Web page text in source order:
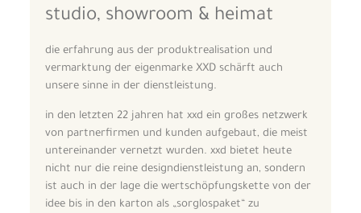
studio, showroom & heimat
die erfahrung aus der produktrealisation und
vermarktung der eigenmarke XXD schärft auch
unsere sinne in der dienstleistung.
in den letzten 22 jahren hat xxd ein großes netzwerk
von partnerfirmen und kunden aufgebaut, die meist
untereinander vernetzt wurden. xxd bietet heute
nicht nur die reine designdienstleistung an, sondern
ist auch in der lage die wertschöpfungskette von der
idee bis in den karton als „sorglospaket“ zu